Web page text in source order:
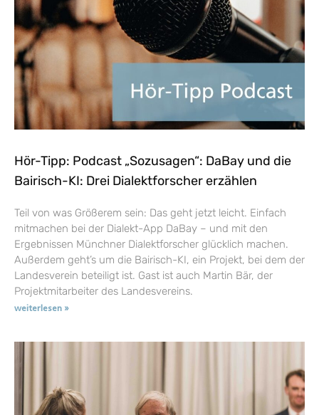
Hör-Tipp: Podcast „Sozusagen“: DaBay und die
Bairisch-KI: Drei Dialektforscher erzählen
Teil von was Größerem sein: Das geht jetzt leicht. Einfach
mitmachen bei der Dialekt-App DaBay – und mit den
Ergebnissen Münchner Dialektforscher glücklich machen.
Außerdem geht’s um die Bairisch-KI, ein Projekt, bei dem der
Landesverein beteiligt ist. Gast ist auch Martin Bär, der
Projektmitarbeiter des Landesvereins.
weiterlesen »